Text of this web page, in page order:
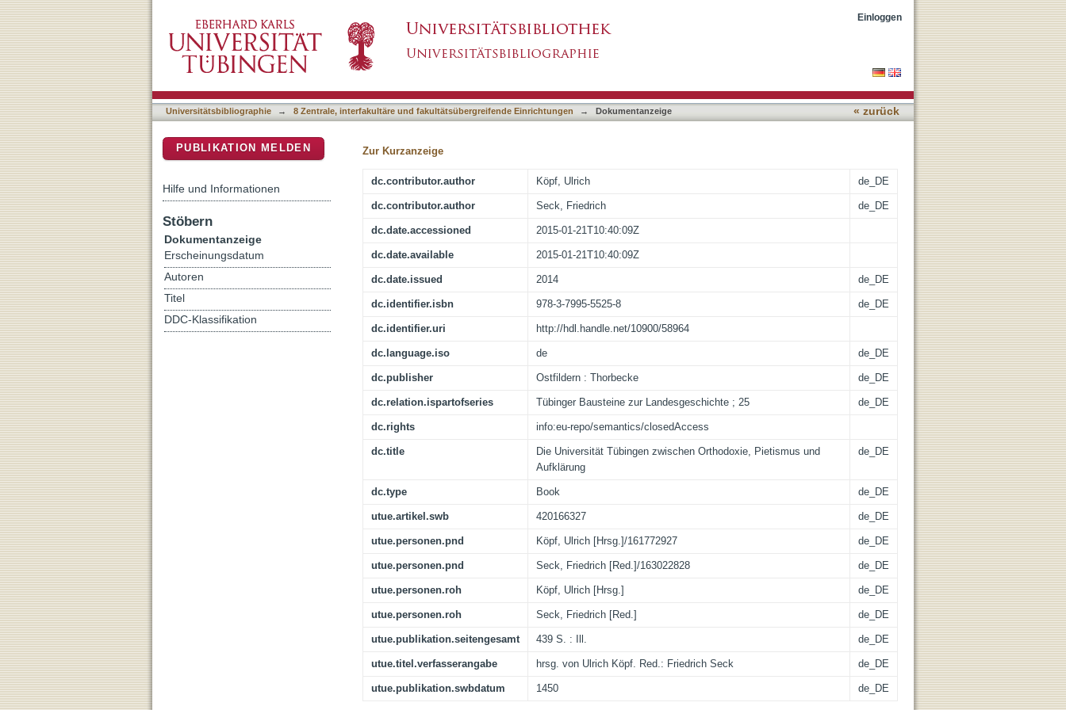
Einloggen
Universitätsbibliographie → 8 Zentrale, interfakultäre und fakultätsübergreifende Einrichtungen → Dokumentanzeige « zurück
Zur Kurzanzeige
dc.contributor.author Köpf, Ulrich de_DE
dc.contributor.author Seck, Friedrich de_DE
dc.date.accessioned 2015-01-21T10:40:09Z
dc.date.available 2015-01-21T10:40:09Z
dc.date.issued 2014 de_DE
dc.identifier.isbn 978-3-7995-5525-8 de_DE
dc.identifier.uri http://hdl.handle.net/10900/58964
dc.language.iso de de_DE
dc.publisher Ostfildern : Thorbecke de_DE
dc.relation.ispartofseries Tübinger Bausteine zur Landesgeschichte ; 25 de_DE
dc.rights info:eu-repo/semantics/closedAccess
dc.title
Die Universität Tübingen zwischen Orthodoxie, Pietismus und
Aufklärung
de_DE
dc.type Book de_DE
utue.artikel.swb 420166327 de_DE
utue.personen.pnd Köpf, Ulrich [Hrsg.]/161772927 de_DE
utue.personen.pnd Seck, Friedrich [Red.]/163022828 de_DE
utue.personen.roh Köpf, Ulrich [Hrsg.] de_DE
utue.personen.roh Seck, Friedrich [Red.] de_DE
utue.publikation.seitengesamt 439 S. : Ill. de_DE
utue.titel.verfasserangabe hrsg. von Ulrich Köpf. Red.: Friedrich Seck de_DE
utue.publikation.swbdatum 1450 de_DE
PUBLIKATION MELDEN
Hilfe und Informationen
Stöbern
Dokumentanzeige
Erscheinungsdatum
Autoren
Titel
DDC-Klassifikation